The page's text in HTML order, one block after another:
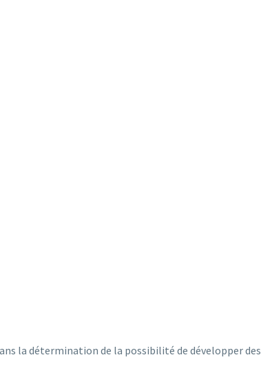
la détermination de la possibilité de développer des